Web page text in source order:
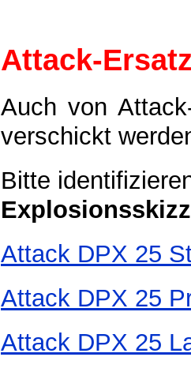
Attack-
Auch von
verschickt
Bitte
Attack DPX 25
Attack DPX 25
Attack DPX 25